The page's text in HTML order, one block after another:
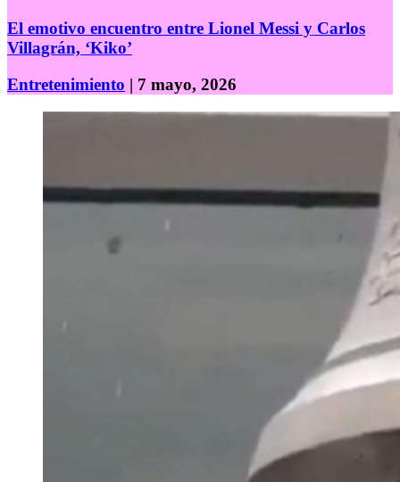
El emotivo encuentro entre Lionel Messi y Carlos
Villagrán, ‘Kiko’
Entretenimiento | 7 mayo, 2026